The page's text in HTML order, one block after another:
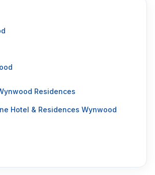
Residences
Hotel & Residences Wynwood